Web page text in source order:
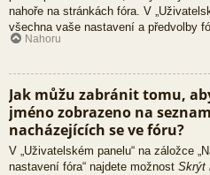
nahoře na stránkách fóra. V
všechna vaše nastavení a předvolby
Nahoru
Jak můžu zabránit tomu,
jméno zobrazeno na
nacházejících se ve fóru?
V „Uživatelském panelu“ na záložce
nastavení fóra“ najdete možnost Skrýt